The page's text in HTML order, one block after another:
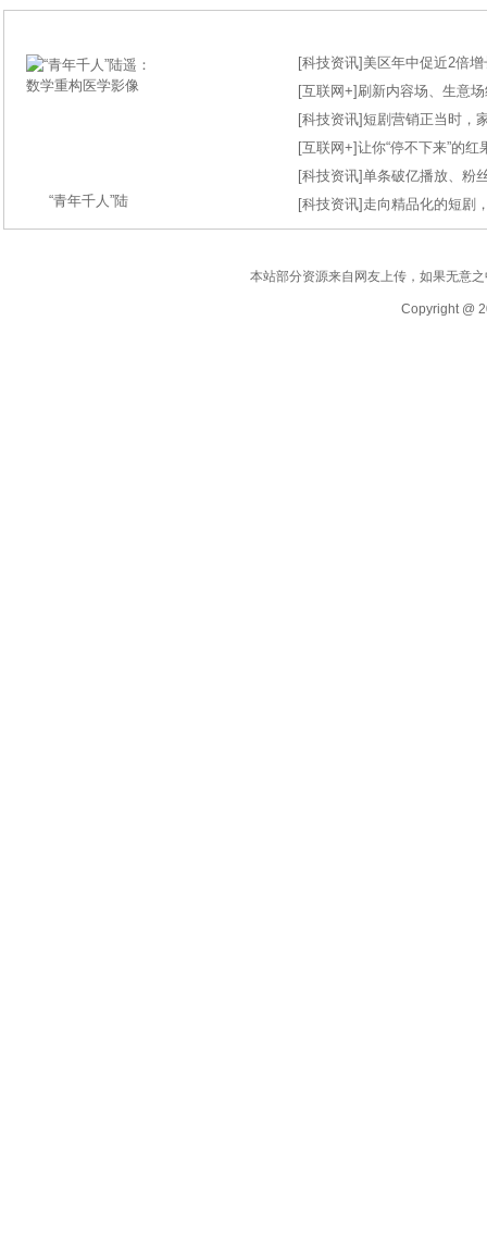
“青年千人”陆
[科技资讯] 美区年中促近2倍
[互联网+] 刷新内容场、生意
[科技资讯]短剧营销正当时，
[互联网+]让你“停不下来”的
[科技资讯]单条破亿播放、粉
[科技资讯] 走向精品化的短剧
本站部分资源来自网友上传，如果无意
Copyright @